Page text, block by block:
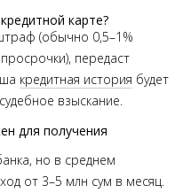
карте?
(обычно 0,5–1%
передаст
кредитная история будет
взыскание.
для получения
но в среднем
от 3–5 млн сум в месяц.